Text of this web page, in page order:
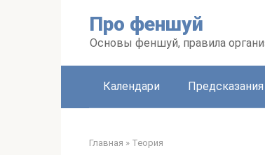
Про феншуй
Основы феншуй, правила
Календари Предсказания
Главная » Теория